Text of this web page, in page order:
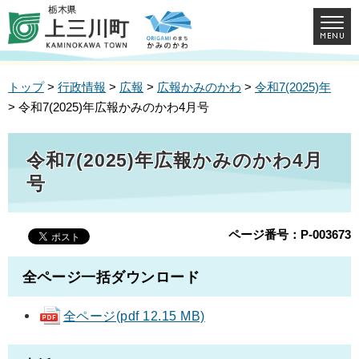
トップ> 行政情報 > 広報 > 広報かみのかわ > 令和7(2025)年
> 令和7(2025)年広報かみのかわ4月号
令和7(2025)年広報かみのかわ4月
号
ページ番号：P-003673
全ページ一括ダウンロード
全ページ(pdf 12.15 MB)